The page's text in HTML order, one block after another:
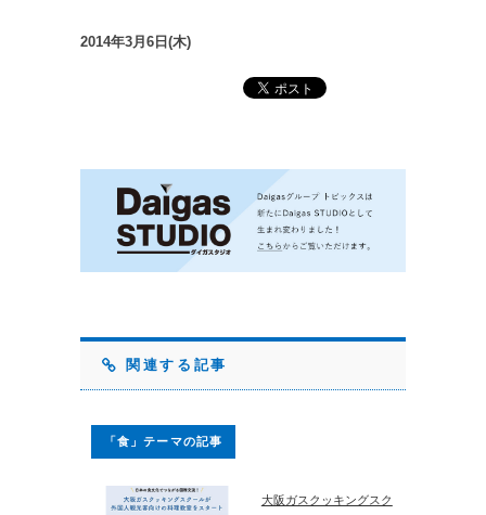
2014年3月6日(木)
関連する記事
「食」テーマの記事
大阪ガスクッキングスク